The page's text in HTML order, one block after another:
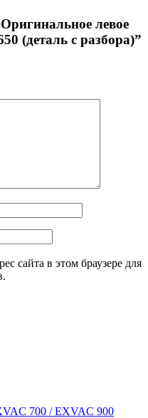
левое
(деталь с разбора)”
сайта в этом браузере для
700 / EXVAC 900